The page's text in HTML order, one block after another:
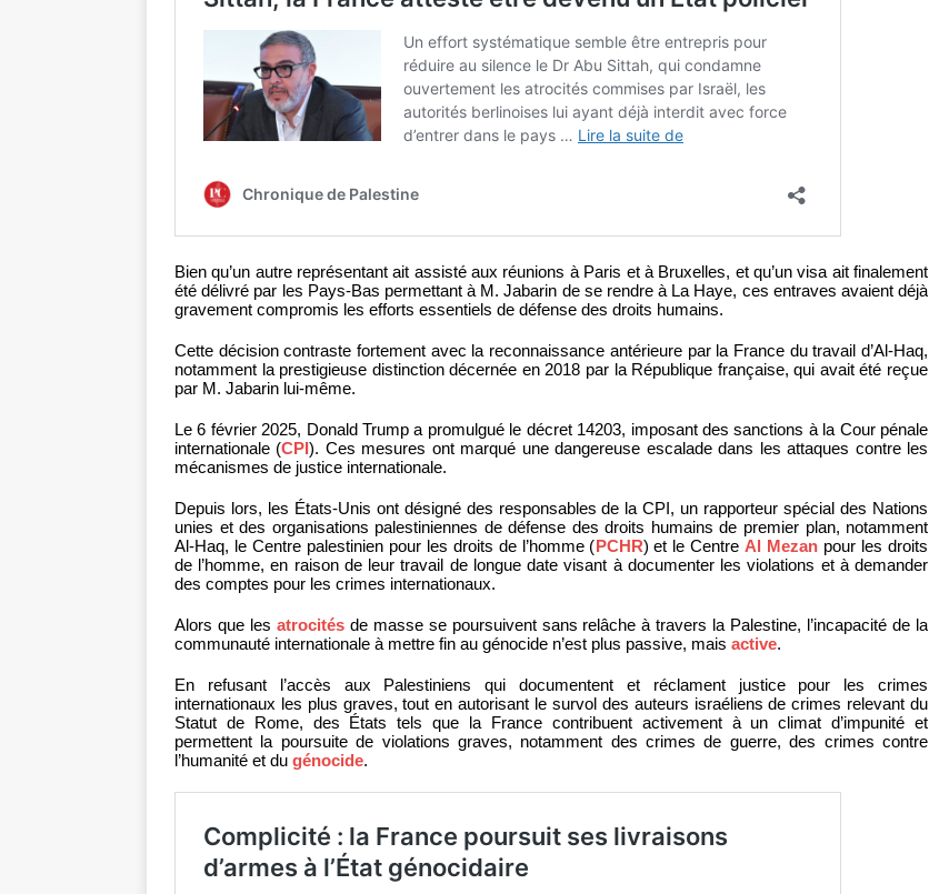
Bien qu’un autre représentant ait assisté aux réunions à Paris et à Bruxelles, et qu’un visa ait finalement
été délivré par les Pays-Bas permettant à M. Jabarin de se rendre à La Haye, ces entraves avaient déjà
gravement compromis les efforts essentiels de défense des droits humains.
Cette décision contraste fortement avec la reconnaissance antérieure par la France du travail d’Al-Haq,
notamment la prestigieuse distinction décernée en 2018 par la République française, qui avait été reçue
par M. Jabarin lui-même.
Le 6 février 2025, Donald Trump a promulgué le décret 14203, imposant des sanctions à la Cour pénale
internationale (CPI). Ces mesures ont marqué une dangereuse escalade dans les attaques contre les
mécanismes de justice internationale.
Depuis lors, les États-Unis ont désigné des responsables de la CPI, un rapporteur spécial des Nations
unies et des organisations palestiniennes de défense des droits humains de premier plan, notamment
Al-Haq, le Centre palestinien pour les droits de l’homme (PCHR) et le Centre Al Mezan pour les droits
de l’homme, en raison de leur travail de longue date visant à documenter les violations et à demander
des comptes pour les crimes internationaux.
Alors que les atrocitésde masse se poursuivent sans relâche à travers la Palestine, l’incapacité de la
communauté internationale à mettre fin au génocide n’est plus passive, mais active.
En refusant l’accès aux Palestiniens qui documentent et réclament justice pour les crimes
internationaux les plus graves, tout en autorisant le survol des auteurs israéliens de crimes relevant du
Statut de Rome, des États tels que la France contribuent activement à un climat d’impunité et
permettent la poursuite de violations graves, notamment des crimes de guerre, des crimes contre
l’humanité et du génocide.